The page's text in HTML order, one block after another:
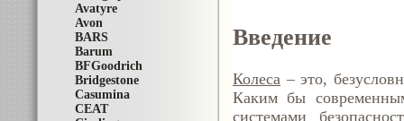
Avatyre
Avon
BARS
Barum
BFGoodrich
Bridgestone
Casumina
CEAT
Введение
Колеса – это,
Каким бы
системами